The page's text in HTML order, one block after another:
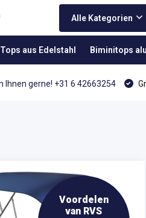
Alle Kategorien
aus Edelstahl Biminitops
Ihnen gerne! +31 6 42663254
Voordelen
van RVS